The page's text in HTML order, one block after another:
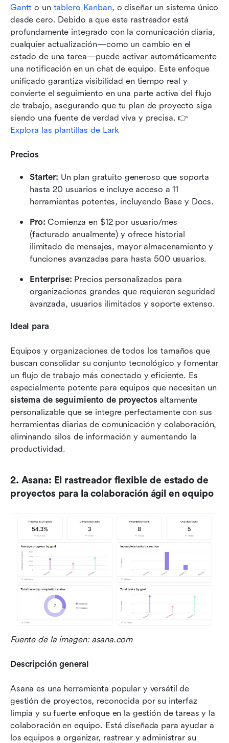
Gantt o un tablero Kanban, o diseñar un sistema único
desde cero. Debido a que este rastreador está
profundamente integrado con la comunicación diaria,
cualquier actualización—como un cambio en el
estado de una tarea—puede activar automáticamente
una notificación en un chat de equipo. Este enfoque
unificado garantiza visibilidad en tiempo real y
convierte el seguimiento en una parte activa del flujo
de trabajo, asegurando que tu plan de proyecto siga
Explora las plantillas de Lark
Precios
Starter: Un plan gratuito generoso que soporta
hasta 20 usuarios e incluye acceso a 11
herramientas potentes, incluyendo Base y Docs.
Pro: Comienza en $12 por usuario/mes
(facturado anualmente) y ofrece historial
ilimitado de mensajes, mayor almacenamiento y
funciones avanzadas para hasta 500 usuarios.
Enterprise: Precios personalizados para
organizaciones grandes que requieren seguridad
avanzada, usuarios ilimitados y soporte extenso.
Ideal para
Equipos y organizaciones de todos los tamaños que
buscan consolidar su conjunto tecnológico y fomentar
un flujo de trabajo más conectado y eficiente. Es
sistema de seguimiento de proyectos altamente
personalizable que se integre perfectamente con sus
herramientas diarias de comunicación y colaboración,
eliminando silos de información y aumentando la
productividad.
2. Asana: El rastreador flexible de estado de
proyectos para la colaboración ágil en equipo
Fuente de la imagen: asana.com
Descripción general
Asana es una herramienta popular y versátil de
gestión de proyectos, reconocida por su interfaz
limpia y su fuerte enfoque en la gestión de tareas y la
colaboración en equipo. Está diseñada para ayudar a
los equipos a organizar, rastrear y administrar su